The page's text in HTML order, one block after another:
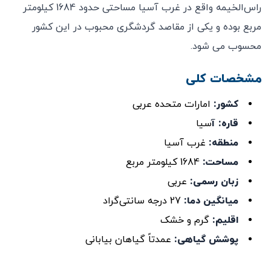
راس‌الخیمه واقع در غرب آسیا مساحتی حدود 1684 کیلومتر
مربع بوده و یکی از مقاصد گردشگری محبوب در این کشور
محسوب می ‌شود.
مشخصات کلی
کشور: امارات متحده عربی
قاره: آسیا
منطقه: غرب آسیا
مساحت: 1684 کیلومتر مربع
زبان رسمی: عربی
میانگین دما:
اقلیم: گرم و خشک
پوشش گیاهی: عمدتاً گیاهان بیابانی